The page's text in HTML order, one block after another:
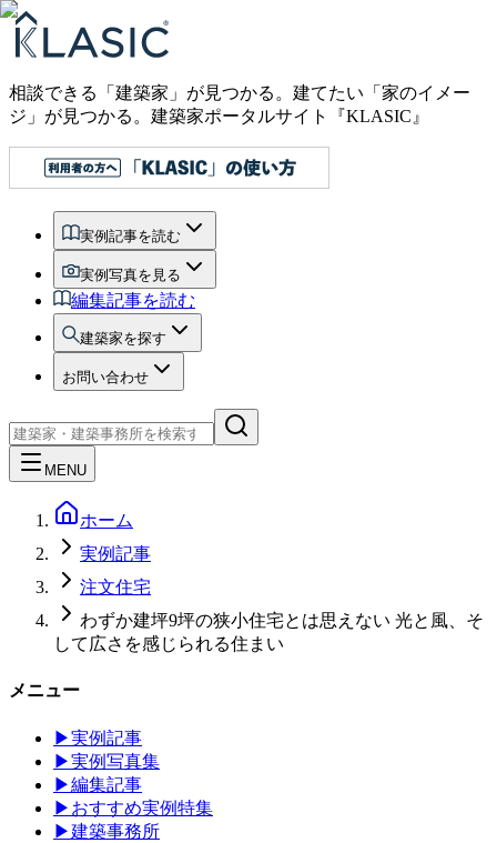
相談できる「建築家」が見つかる。建てたい「家のイメー
ジ」が見つかる。 建築家ポータルサイト『KLASIC』
実例記事を読む
実例写真を見る
編集記事を読む
建築家を探す
お問い合わせ
MENU
ホーム
実例記事
注文住宅
わずか建坪9坪の狭小住宅とは思えない 光と風、そ
して広さを感じられる住まい
メニュー
▶実例記事
▶実例写真集
▶編集記事
▶ おすすめ実例特集
▶建築事務所